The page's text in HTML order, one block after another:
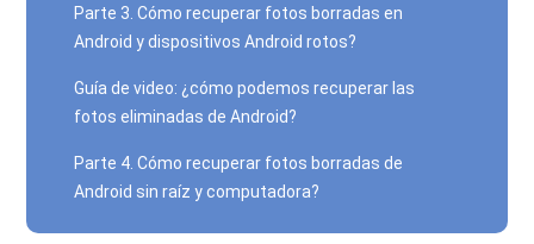
Parte 3. Cómo recuperar fotos borradas en
Android y dispositivos Android rotos?
Guía de video: ¿cómo podemos recuperar las
fotos eliminadas de Android?
Parte 4. Cómo recuperar fotos borradas de
Android sin raíz y computadora?